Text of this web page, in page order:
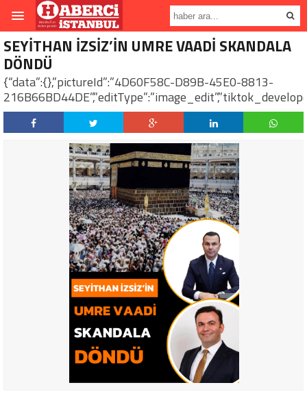
SEYİTHAN İZSİZ’İN UMRE VAADİ SKANDALA
DÖNDÜ
{“data”:{},”pictureId”:”4D60F58C-D89B-45E0-8813-